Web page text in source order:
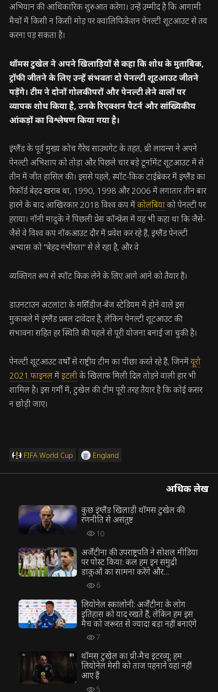
अभियान की आधिकारिक शुरुआत करेगा। उन्हें उम्मीद है कि आगामी
मैचों में किसी न किसी मोड़ पर क्वालिफिकेशन पेनल्टी शूटआउट से तय
करना पड़ सकता है।
थॉमस टुखेल ने अपने खिलाड़ियों से कहा कि शोध के मुताबिक,
ट्रॉफी जीतने के लिए उन्हें संभवतः दो पेनल्टी शूटआउट जीतने
पड़ेंगे। टीम ने दोनों गोलकीपरों और पेनल्टी लेने वालों पर
व्यापक शोध किया है, उनके रिएक्शन पैटर्न और सांख्यिकीय
आंकड़ों का विश्लेषण किया गया है।
इंग्लैंड के पूर्व मुख्य कोच गैरेथ साउथगेट के तहत, थ्री लायन्स ने अपने
पेनल्टी अभिशाप को तोड़ा और पिछले चार बड़े टूर्नामेंट शूटआउट में से
तीन में जीत हासिल की। इससे पहले, स्पॉट-किक टाईब्रेकर में इंग्लैंड का
रिकॉर्ड बेहद खराब था, 1990, 1998 और 2006 में लगातार तीन बार
हारने के बाद आखिरकार 2018 विश्व कप मेंकोलंबियाको पेनल्टी पर
हराया। नॉनी मादुके ने पिछली प्रेस कॉन्फ्रेंस में यह भी कहा था कि जैसे-
जैसे वे विश्व कप नॉकआउट दौर में प्रवेश कर रहे हैं, इंग्लैंड पेनल्टी
अभ्यास को "बेहद गंभीरता" से ले रहा है, और वे
व्यक्तिगत रूप से स्पॉट किक लेने के लिए आगे आने को तैयार हैं।
डाउनटाउन अटलांटा के मर्सिडीज-बेंज स्टेडियम में होने वाले इस
मुकाबले में इंग्लैंड प्रबल दावेदार है, लेकिन पेनल्टी शूटआउट की
संभावना सहित हर स्थिति की पहले से पूरी योजना बनाई जा चुकी है।
पेनल्टी शूटआउट वर्षों से राष्ट्रीय टीम का पीछा करते रहे हैं, जिनमेंयूरो
2021 फाइनलमेंइटलीके खिलाफ मिली दिल तोड़ने वाली हार भी
शामिल है। इस गर्मी में, टुखेल की टीम पूरी तरह तैयार है कि कोई कसर
न छोड़ी जाए।
FIFA World Cup England
अधिक लेख
कुछ इंग्लैंड खिलाड़ी थॉमस टुखेल की
रणनीति से असंतुष्ट
10
अर्जेंटीना की उपराष्ट्रपति ने सोशल मीडिया
पर पोस्ट किया: कल हम इन समुद्री
डाकुओं का सामना करेंगे और
आक्रमणकारियों को रोकना होगा
6
लियोनेल स्कालोनी: अर्जेंटीना के लोग
इतिहास को याद रखते हैं, लेकिन हम इस
मैच को जरूरत से ज्यादा बड़ा नहीं बनाएंगे
7
थॉमस टुखेल का प्री-मैच इंटरव्यू: हम
लियोनेल मेसी को ताज पहनाने यहां नहीं
आए हैं
5